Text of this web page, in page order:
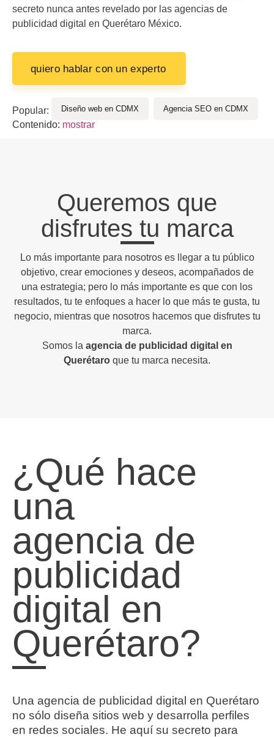
secreto nunca antes revelado por las agencias de
publicidad digital en Querétaro México.
quiero hablar con un experto
Popular: Diseño web en CDMX Agencia SEO en CDMX
Contenido: mostrar
Queremos que
disfrutes tu marca
Lo más importante para nosotros es llegar a tu público
objetivo, crear emociones y deseos, acompañados de
una estrategia; pero lo más importante es que con los
resultados, tu te enfoques a hacer lo que más te gusta, tu
negocio, mientras que nosotros hacemos que disfrutes tu
marca.
Somos la agencia de publicidad digital en
Querétaro que tu marca necesita.
¿Qué hace
una
agencia de
publicidad
digital en
Querétaro?
Una agencia de publicidad digital en Querétaro
no sólo diseña sitios web y desarrolla perfiles
en redes sociales. He aquí su secreto para